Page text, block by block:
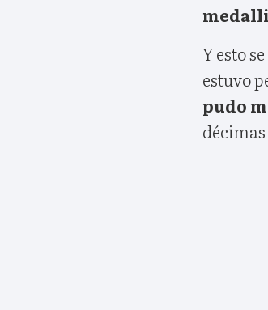
Y esto
estuvo
pudo